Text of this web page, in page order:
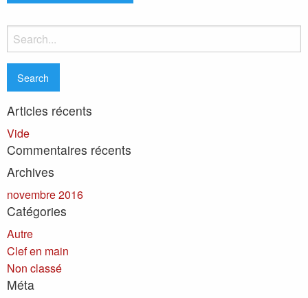
Search
for:
Articles récents
Vide
Commentaires récents
Archives
novembre 2016
Catégories
Autre
Clef en main
Non classé
Méta